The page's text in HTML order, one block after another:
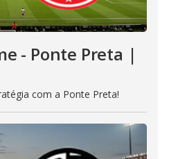
- Ponte Preta |
com a Ponte Preta!